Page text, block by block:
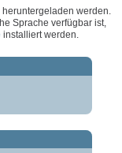
heruntergeladen werden.
Sprache verfügbar ist,
installiert werden.